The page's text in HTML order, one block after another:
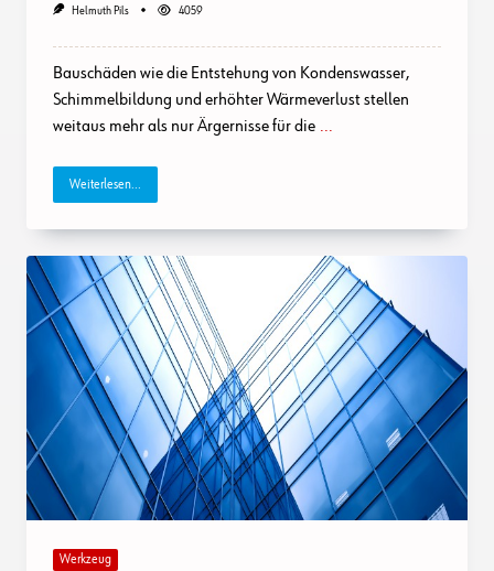
Helmuth Pils 4059
Bauschäden wie die Entstehung von Kondenswasser,
Schimmelbildung und erhöhter Wärmeverlust stellen
weitaus mehr als nur Ärgernisse für die ...
Weiterlesen...
Werkzeug